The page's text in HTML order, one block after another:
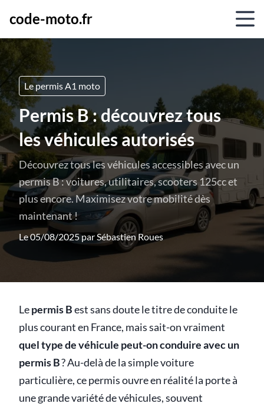
code-moto.fr
Le permis A1 moto
Permis B : découvrez tous
les véhicules autorisés
Découvrez tous les véhicules accessibles avec un
permis B : voitures, utilitaires, scooters 125cc et
plus encore. Maximisez votre mobilité dès
maintenant !
Le 05/08/2025 parSébastien Roues
Lepermis Best sans doute le titre de conduite le
plus courant en France, mais sait-on vraiment
quel type de véhicule peut-on conduire avec un
permis B? Au-delà de la simple voiture
particulière, ce permis ouvre en réalité la porte à
une grande variété de véhicules, souvent